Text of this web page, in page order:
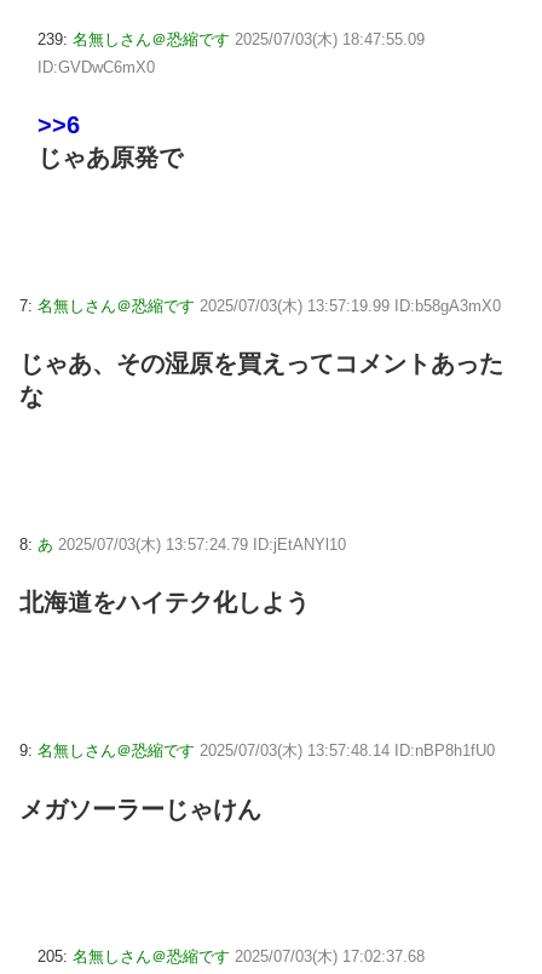
239: 名無しさん＠恐縮です 2025/07/03(木) 18:47:55.09
ID:GVDwC6mX0
>>6
じゃあ原発で
7: 名無しさん＠恐縮です 2025/07/03(木) 13:57:19.99 ID:b58gA3mX0
じゃあ、その湿原を買えってコメントあった
な
8: あ 2025/07/03(木) 13:57:24.79 ID:jEtANYl10
北海道をハイテク化しよう
9: 名無しさん＠恐縮です 2025/07/03(木) 13:57:48.14 ID:nBP8h1fU0
メガソーラーじゃけん
205: 名無しさん＠恐縮です 2025/07/03(木) 17:02:37.68